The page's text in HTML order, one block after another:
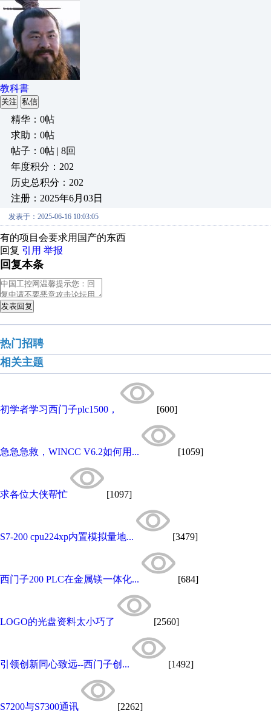
教科書
关注 私信
精华：0帖
求助：0帖
帖子：0帖 | 8回
年度积分：202
历史总积分：202
注册：2025年6月03日
发表于：2025-06-16 10:03:05
有的项目会要求用国产的东西
回复 引用 举报
回复本条
发表回复
热门招聘
相关主题
初学者学习西门子plc1500， [600]
急急急救，WINCC V6.2如何用... [1059]
求各位大侠帮忙 [1097]
S7-200 cpu224xp内置模拟量地... [3479]
西门子200 PLC在金属镁一体化... [684]
LOGO的光盘资料太小巧了 [2560]
引领创新同心致远--西门子创... [1492]
S7200与S7300通讯 [2262]